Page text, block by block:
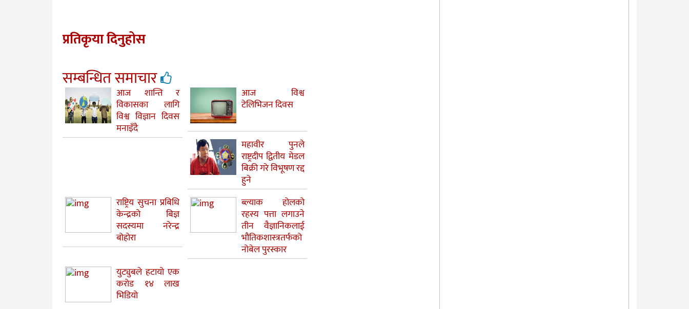
प्रतिकृया दिनुहोस
सम्बन्धित समाचार
आज शान्ति र
विकासका लागि
विश्व विज्ञान दिवस
मनाइँदै
आज विश्व
टेलिभिजन दिवस
महावीर पुनले
राष्ट्रदीप द्वितीय मेडल
बिक्री गरे विभूषण रद्द
हुने
राष्ट्रिय सुचना प्रबिधि
केन्द्रको बिज्ञ
सदस्यमा नरेन्द्र
बोहोरा
ब्ल्याक होलको
रहस्य पत्ता लगाउने
तीन वैज्ञानिकलाई
भौतिकशास्त्रतर्फको
नोबेल पुरस्कार
युट्युबले हटायो एक
करोड १४ लाख
भिडियो